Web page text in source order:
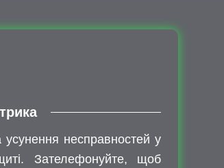
несправностей у
Зателефонуйте, щоб